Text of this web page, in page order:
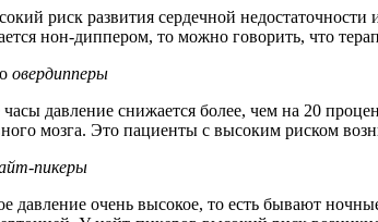
риск развития сердечной
нон-диппером, то можно говорить, что
овердипперы
давление снижается более, чем на 20
мозга. Это пациенты с высоким риском
пикеры
давление очень высокое, то есть бывают